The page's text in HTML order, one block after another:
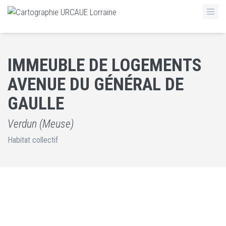
IMMEUBLE DE LOGEMENTS
AVENUE DU GÉNÉRAL DE
GAULLE
Verdun (Meuse)
Habitat collectif